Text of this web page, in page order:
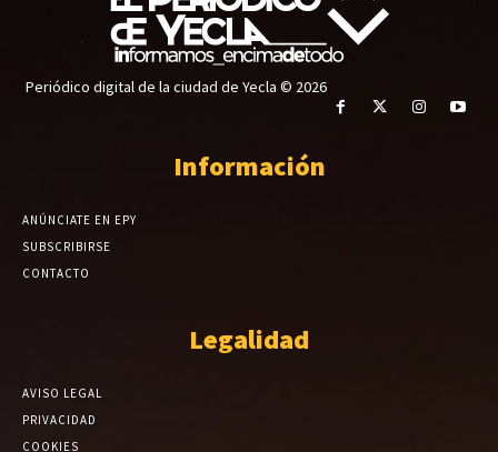
Periódico digital de la ciudad de Yecla © 2026
Información
ANÚNCIATE EN EPY
SUBSCRIBIRSE
CONTACTO
Legalidad
AVISO LEGAL
PRIVACIDAD
COOKIES